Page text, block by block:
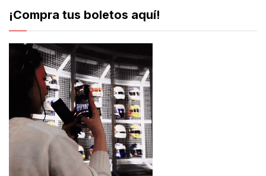
¡Compra tus boletos aquí!